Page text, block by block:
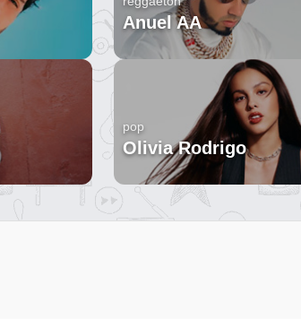
Anuel AA
pop
Olivia Rodrigo